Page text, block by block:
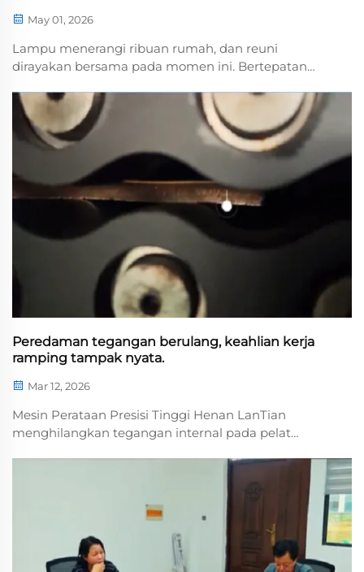
May 01, 2026
Lampu menerangi ribuan rumah, dan reuni
dirayakan bersama pada momen ini. Bertepatan
New Environmental Protection Engineering
Technology Co., Ltd. menyampaikan salam hangat
kepada seluruh karyawan dan pelanggan setia...
Peredaman tegangan berulang, keahlian kerja
ramping tampak nyata.
Mar 12, 2026
Mesin Perataan Presisi Tinggi Henan LanTian
menghilangkan tegangan internal pada pelat
tekanan, sehingga mencapai perataan presisi tinggi.
Dengan pemeriksaan standar ketat di seluruh
proses, mesin ini menjamin kekerataan tingkat